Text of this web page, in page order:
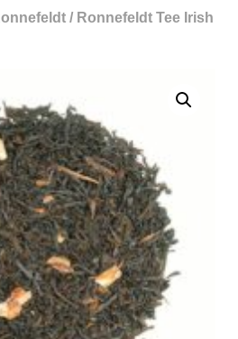
/ Ronnefeldt Tee Irish